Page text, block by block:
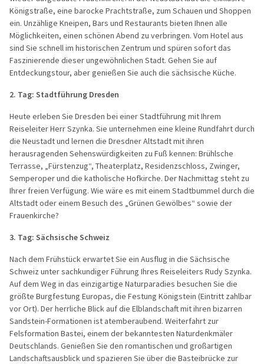
Königstraße, eine barocke Prachtstraße, zum Schauen und Shoppen
ein. Unzählige Kneipen, Bars und Restaurants bieten Ihnen alle
Möglichkeiten, einen schönen Abend zu verbringen. Vom Hotel aus
sind Sie schnell im historischen Zentrum und spüren sofort das
Faszinierende dieser ungewöhnlichen Stadt. Gehen Sie auf
Entdeckungstour, aber genießen Sie auch die sächsische Küche.
2. Tag: Stadtführung Dresden
Heute erleben Sie Dresden bei einer Stadtführung mit Ihrem
Reiseleiter Herr Szynka. Sie unternehmen eine kleine Rundfahrt durch
die Neustadt und lernen die Dresdner Altstadt mit ihren
herausragenden Sehenswürdigkeiten zu Fuß kennen: Brühlsche
Terrasse, „Fürstenzug“, Theaterplatz, Residenzschloss, Zwinger,
Semperoper und die katholische Hofkirche. Der Nachmittag steht zu
Ihrer freien Verfügung. Wie wäre es mit einem Stadtbummel durch die
Altstadt oder einem Besuch des „Grünen Gewölbes“ sowie der
Frauenkirche?
3. Tag: Sächsische Schweiz
Nach dem Frühstück erwartet Sie ein Ausflug in die Sächsische
Schweiz unter sachkundiger Führung Ihres Reiseleiters Rudy Szynka.
Auf dem Weg in das einzigartige Naturparadies besuchen Sie die
größte Burgfestung Europas, die Festung Königstein (Eintritt zahlbar
vor Ort). Der herrliche Blick auf die Elblandschaft mit ihren bizarren
Sandstein-Formationen ist atemberaubend. Weiterfahrt zur
Felsformation Bastei, einem der bekanntesten Naturdenkmäler
Deutschlands. Genießen Sie den romantischen und großartigen
Landschaftsausblick und spazieren Sie über die Basteibrücke zur